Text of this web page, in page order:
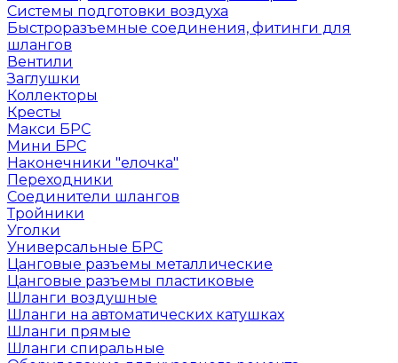
Системы подготовки воздуха
Быстроразъемные соединения, фитинги для
шлангов
Вентили
Заглушки
Коллекторы
Кресты
Макси БРС
Мини БРС
Наконечники "елочка"
Переходники
Соединители шлангов
Тройники
Уголки
Универсальные БРС
Цанговые разъемы металлические
Цанговые разъемы пластиковые
Шланги воздушные
Шланги на автоматических катушках
Шланги прямые
Шланги спиральные